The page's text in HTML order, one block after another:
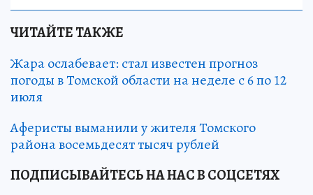
ЧИТАЙТЕ ТАКЖЕ
Жара ослабевает: стал известен прогноз
погоды в Томской области на неделе с 6 по 12
июля
Аферисты выманили у жителя Томского
района восемьдесят тысяч рублей
ПОДПИСЫВАЙТЕСЬ НА НАС В СОЦСЕТЯХ